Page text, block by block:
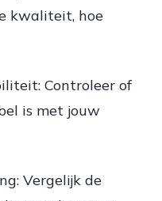
kwaliteit, hoe
Controleer of
is met jouw
Vergelijk de